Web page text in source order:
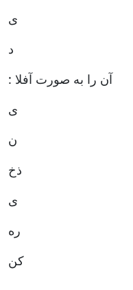
ی
د
: آن را به صورت آفلا
ی
ن
ذخ
ی
ره
کن